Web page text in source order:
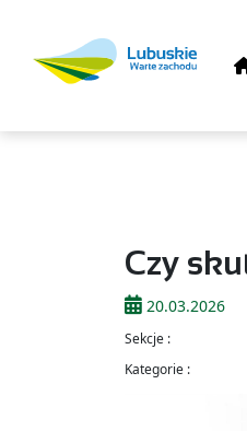
Czy
20.03.2026
Sekcje :
Kategorie :